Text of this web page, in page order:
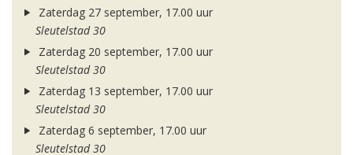
Zaterdag 27 september, 17.00 uur
Sleutelstad 30
Zaterdag 20 september, 17.00 uur
Sleutelstad 30
Zaterdag 13 september, 17.00 uur
Sleutelstad 30
Zaterdag 6 september, 17.00 uur
Sleutelstad 30